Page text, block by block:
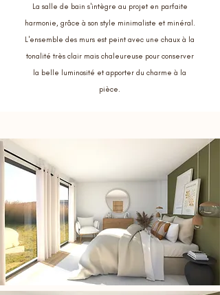
La salle de bain s'intègre au projet en parfaite
harmonie, grâce à son style minimaliste et minéral.
L'ensemble des murs est peint avec une chaux à la
tonalité très clair mais chaleureuse pour conserver
la belle luminosité et apporter du charme à la
pièce.